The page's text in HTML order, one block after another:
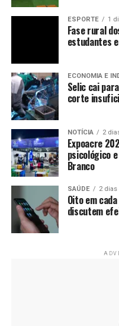
ESPORTE 1
Fase rural
estudantes
ECONOMIA E
Selic cai
corte
NOTÍCIA 2
Expoacre
psicológico
Branco
SAÚDE 2 dias
Oito em
discutem